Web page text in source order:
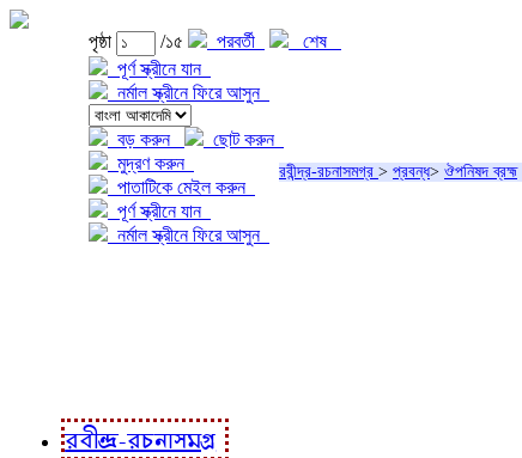
পৃষ্ঠা /১৫ পরবর্তী
শেষ
পূর্ণ স্ক্রীনে যান
নর্মাল স্ক্রীনে ফিরে আসুন
বড় করুন
ছোট করুন
মুদ্রণ করুন
পাতাটিকে মেইল করুন
পূর্ণ স্ক্রীনে যান
নর্মাল স্ক্রীনে ফিরে আসুন
রবীন্দ্র-রচনাসমগ্র > প্রবন্ধ> ঔপনিষদ ব্রহ্ম
রবীন্দ্র-রচনাসমগ্র